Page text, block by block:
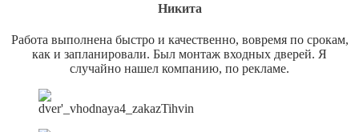
Никита
Работа выполнена быстро и качественно, вовремя по срокам,
как и запланировали. Был монтаж входных дверей. Я
случайно нашел компанию, по рекламе.